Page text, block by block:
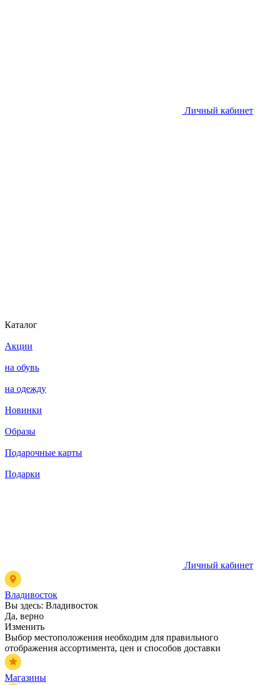
Личный кабинет
Каталог
Акции
на обувь
на одежду
Новинки
Образы
Подарочные карты
Подарки
Личный кабинет
Владивосток
Вы здесь: Владивосток
Да, верно
Изменить
Выбор местоположения необходим для правильного
отображения ассортимента, цен и способов доставки
Магазины